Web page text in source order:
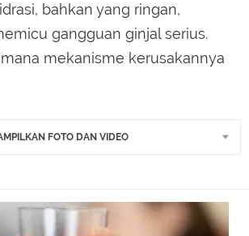
bahkan yang ringan,
gangguan ginjal serius.
mekanisme kerusakannya
FOTO DAN VIDEO